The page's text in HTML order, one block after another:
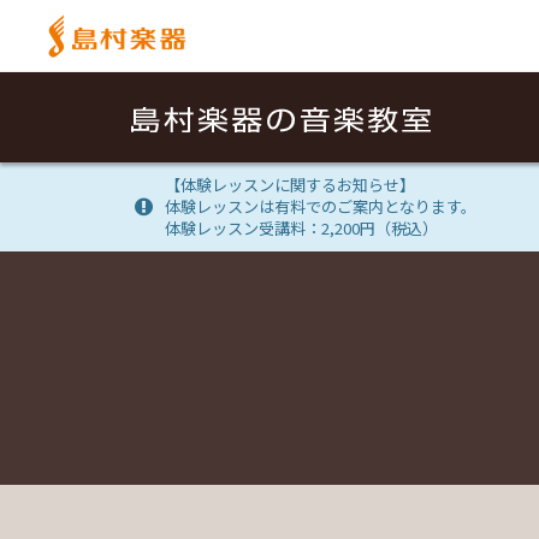
【体験レッスンに関するお知らせ】
体験レッスンは有料でのご案内となります。
体験レッスン受講料：2,200円（税込）